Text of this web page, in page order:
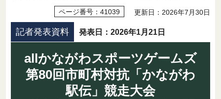
ページ番号：41039 更新日：2026年7月30日
記者発表資料 発表日：2026年1月21日
allかながわスポーツゲームズ
第80回市町村対抗「かながわ
駅伝」競走大会